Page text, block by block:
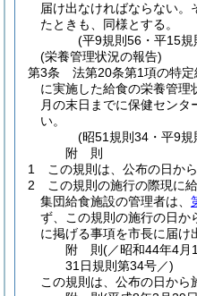
届け出なければならない。
たときも、同様とする。
(平9規則56・平15
(栄養管理状況の報告)
第3条
法第20条第1項の特
に実施した給食の栄養管理
月の末日までに保健セン
い。
(昭51規則34・平9
附 則
1
この規則は、公布の日から
2
この規則の施行の際現に
集団給食施設の管理者は、
ず、この規則の施行の日か
に掲げる事項を市長に届け
附 則(／昭和44年4月
31日規則第34号／)
この規則は、公布の日から